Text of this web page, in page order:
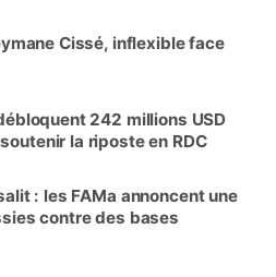
Cissé, inflexible face
242 millions USD
la riposte en RDC
: les FAMa annoncent une
contre des bases